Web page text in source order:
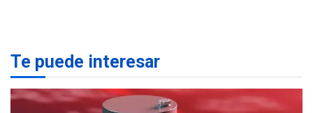
2
mercancías
NACIONALES
TITULARES
ÚLTIMA HORA
Te puede interesar